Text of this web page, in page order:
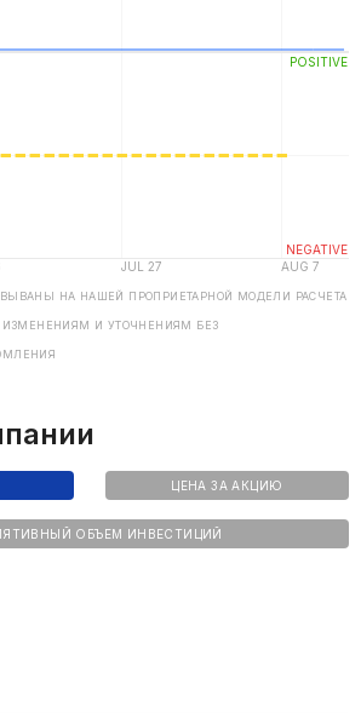
НА НАШЕЙ ПРОПРИЕТАРНОЙ МОДЕЛИ РАСЧЕТА
ИЗМЕНЕНИЯМ И УТОЧНЕНИЯМ БЕЗ
ЦЕНА ЗА АКЦИЮ
ОБЪЕМ ИНВЕСТИЦИЙ